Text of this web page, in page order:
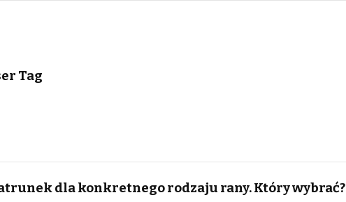
Tag
dla konkretnego rodzaju rany. Który wybrać?